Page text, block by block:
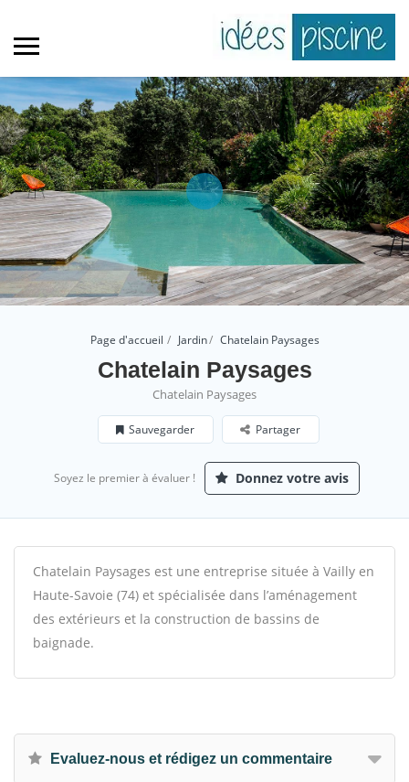
Page d'accueil Jardin Chatelain Paysages
Chatelain Paysages
Chatelain Paysages
Sauvegarder Partager
Soyez le premier à évaluer ! Donnez votre avis
Chatelain Paysages est une entreprise située à Vailly en
Haute-Savoie (74) et spécialisée dans l’aménagement
des extérieurs et la construction de bassins de
baignade.
Evaluez-nous et rédigez un commentaire